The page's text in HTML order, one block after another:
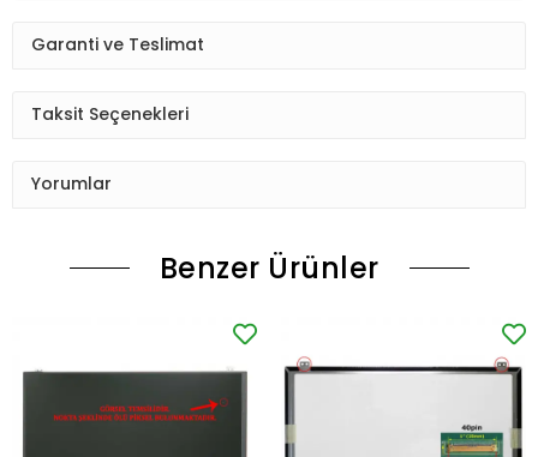
Garanti ve Teslimat
Taksit Seçenekleri
Yorumlar
Benzer Ürünler